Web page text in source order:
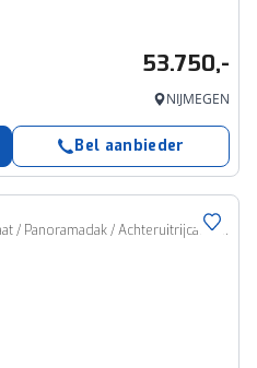
53.750,-
NIJMEGEN
Bel aanbieder
xDrive25e High Executive Automaat / Panoramadak / Achteruitrijcamera / Comfort Access / LED / Head-Up / Stoelverwarming